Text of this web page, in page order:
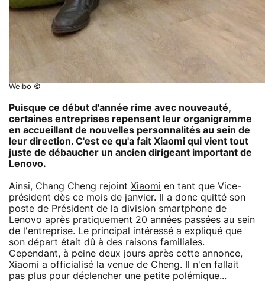
Weibo ©
Puisque ce début d'année rime avec nouveauté,
certaines entreprises repensent leur organigramme
en accueillant de nouvelles personnalités au sein de
leur direction. C'est ce qu'a fait Xiaomi qui vient tout
juste de débaucher un ancien dirigeant important de
Lenovo.
Ainsi, Chang Cheng rejoint Xiaomi en tant que Vice-
président dès ce mois de janvier. Il a donc quitté son
poste de Président de la division smartphone de
Lenovo après pratiquement 20 années passées au sein
de l'entreprise. Le principal intéressé a expliqué que
son départ était dû à des raisons familiales.
Cependant, à peine deux jours après cette annonce,
Xiaomi a officialisé la venue de Cheng. Il n'en fallait
pas plus pour déclencher une petite polémique...